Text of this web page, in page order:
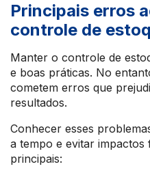
Principais erros
controle de
Manter o controle de
e boas práticas. No
cometem erros que
resultados.
Conhecer esses
a tempo e evitar impactos
principais: